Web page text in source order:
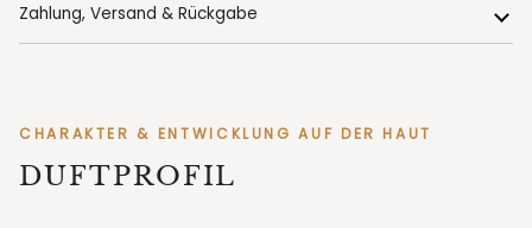
Zahlung, Versand & Rückgabe
CHARAKTER & ENTWICKLUNG AUF DER HAUT
DUFTPROFIL